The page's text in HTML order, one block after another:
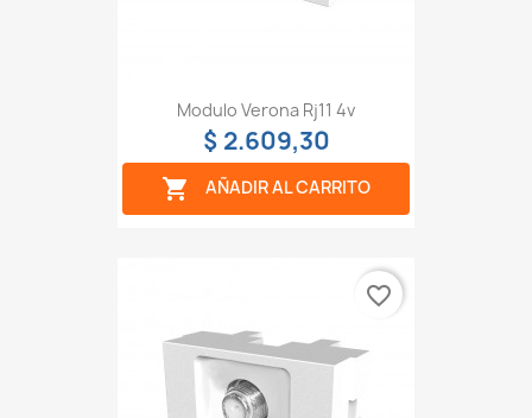
Modulo Verona Rj11 4v
$ 2.609,30
 AÑADIR AL CARRITO
favorite_border